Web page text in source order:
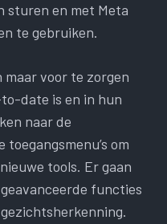
sturen en met Meta
te gebruiken.
maar voor te zorgen
date is en in hun
naar de
om
tools. Er gaan
functies